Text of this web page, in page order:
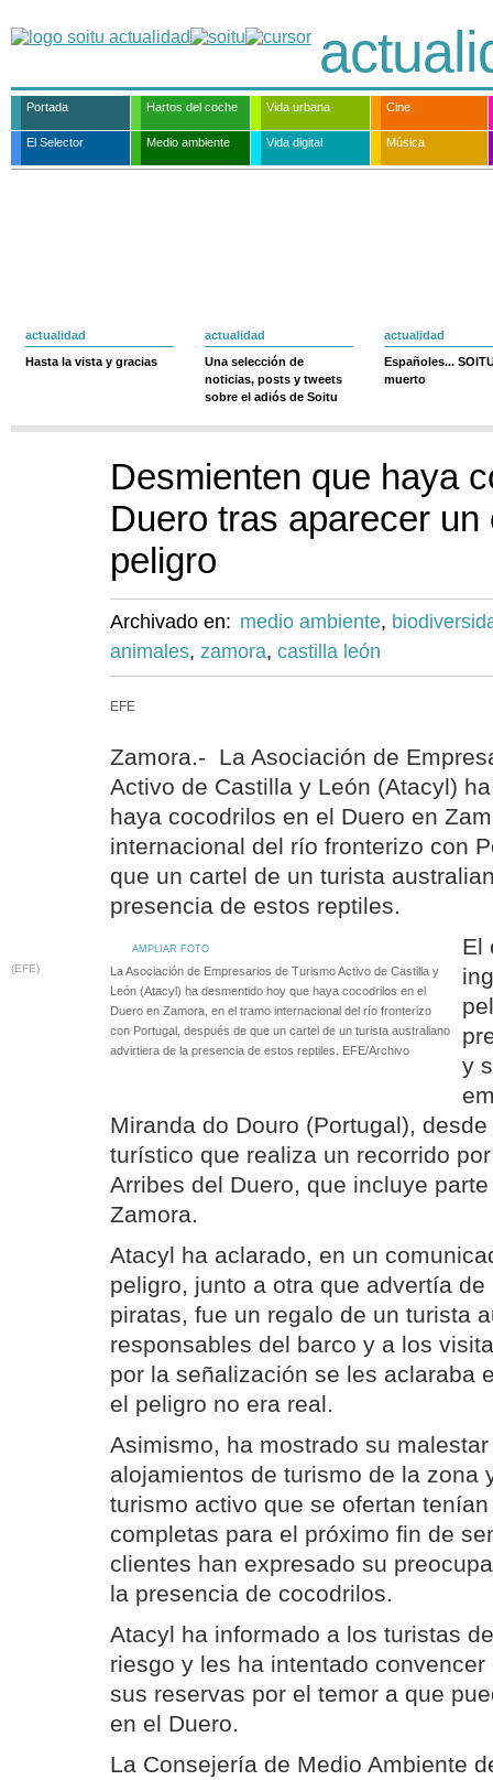
Portada Hartos del coche Vida urbana Cine
El Selector Medio ambiente Vida digital Música
actualidad
Hasta la vista y gracias
actualidad
Una selección de
noticias, posts y tweets
sobre el adiós de Soitu
actualidad
Españoles...
muerto
Desmienten que haya
Duero tras aparecer un
peligro
Archivado en: medio ambiente,
animales, zamora, castilla león
EFE
Zamora.- La Asociación de
Activo de Castilla y León (Atacyl)
haya cocodrilos en el Duero en
internacional del río fronterizo con
que un cartel de un turista
presencia de estos reptiles.
AMPLIAR FOTO
(EFE)
La Asociación de Empresarios de Turismo Activo de Castilla y
León (Atacyl) ha desmentido hoy que haya cocodrilos en el
Duero en Zamora, en el tramo internacional del río fronterizo
con Portugal, después de que un cartel de un turista australiano
advirtiera de la presencia de estos reptiles. EFE/Archivo
El
y
Miranda do Douro (Portugal),
turístico que realiza un recorrido
Arribes del Duero, que incluye
Zamora.
Atacyl ha aclarado, en un
peligro, junto a otra que advertía
piratas, fue un regalo de un turista
responsables del barco y a los
por la señalización se les aclaraba
el peligro no era real.
Asimismo, ha mostrado su
alojamientos de turismo de la zona
turismo activo que se ofertan
completas para el próximo fin de
clientes han expresado su
la presencia de cocodrilos.
Atacyl ha informado a los turistas
riesgo y les ha intentado
sus reservas por el temor a que
en el Duero.
La Consejería de Medio Ambiente